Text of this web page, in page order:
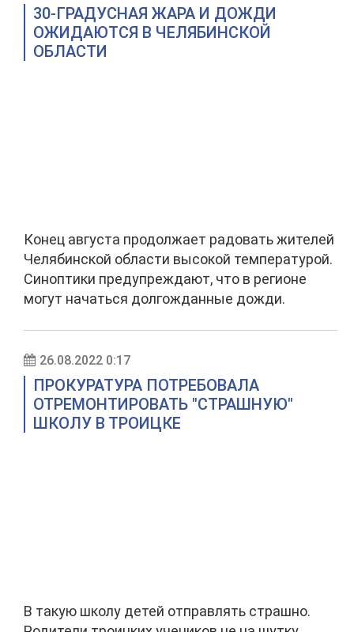
30-ГРАДУСНАЯ ЖАРА И ДОЖДИ
ОЖИДАЮТСЯ В ЧЕЛЯБИНСКОЙ
ОБЛАСТИ
Конец августа продолжает радовать жителей
Челябинской области высокой температурой.
Синоптики предупреждают, что в регионе
могут начаться долгожданные дожди.
26.08.2022 0:17
ПРОКУРАТУРА ПОТРЕБОВАЛА
ОТРЕМОНТИРОВАТЬ "СТРАШНУЮ"
ШКОЛУ В ТРОИЦКЕ
В такую школу детей отправлять страшно.